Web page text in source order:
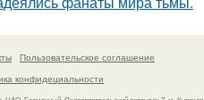
Пользовательское соглашение
конфидециальности